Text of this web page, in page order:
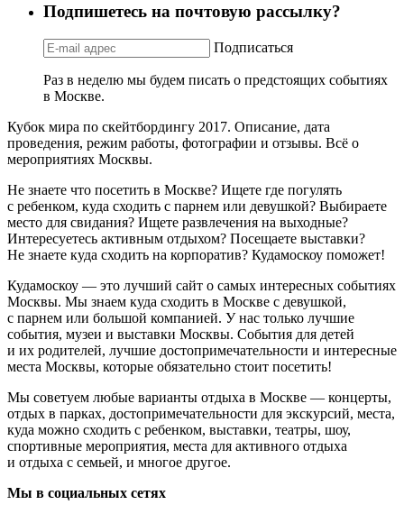
Подпишетесь на почтовую рассылку?
Подписаться
Раз в неделю мы будем писать о предстоящих событиях
в Москве.
Кубок мира по скейтбордингу 2017. Описание, дата
проведения, режим работы, фотографии и отзывы. Всё о
мероприятиях Москвы.
Не знаете что посетить в Москве? Ищете где погулять
с ребенком, куда сходить с парнем или девушкой? Выбираете
место для свидания? Ищете развлечения на выходные?
Интересуетесь активным отдыхом? Посещаете выставки?
Не знаете куда сходить на корпоратив? Кудамоскоу поможет!
Кудамоскоу — это лучший сайт о самых интересных событиях
Москвы. Мы знаем куда сходить в Москве с девушкой,
с парнем или большой компанией. У нас только лучшие
события, музеи и выставки Москвы. События для детей
и их родителей, лучшие достопримечательности и интересные
места Москвы, которые обязательно стоит посетить!
Мы советуем любые варианты отдыха в Москве — концерты,
отдых в парках, достопримечательности для экскурсий, места,
куда можно сходить с ребенком, выставки, театры, шоу,
спортивные мероприятия, места для активного отдыха
и отдыха с семьей, и многое другое.
Мы в социальных сетях